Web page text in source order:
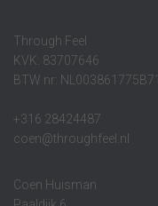
Through Feel
KVK: 83707646
BTW nr: NL003861775B71
+316 28424487
coen@throughfeel.nl
Coen Huisman